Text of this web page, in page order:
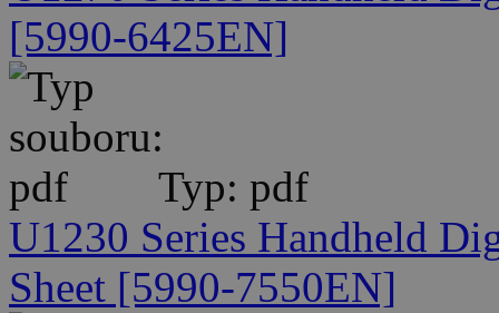
[5990-6425EN]
Typ: pdf
U1230 Series Handheld
Sheet [5990-7550EN]